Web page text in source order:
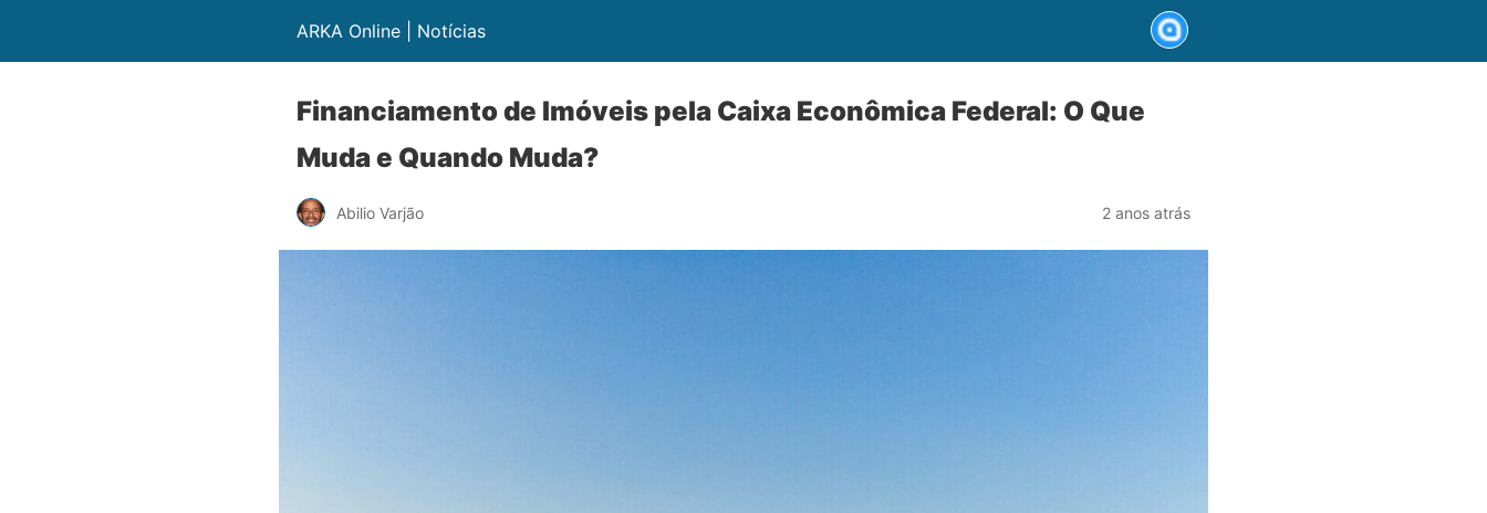
ARKA Online | Notícias
Financiamento de Imóveis pela Caixa Econômica Federal: O Que
Muda e Quando Muda?
Abilio Varjão 2 anos atrás